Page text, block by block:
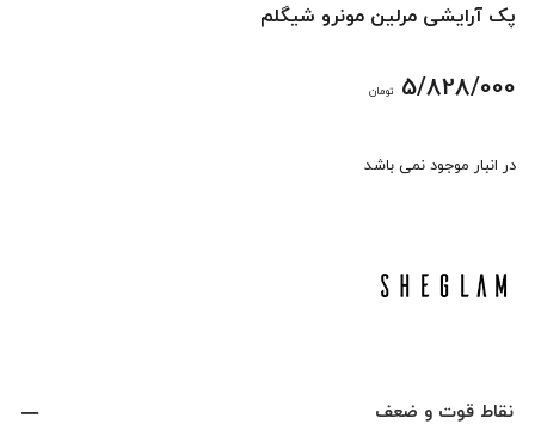
پک آرایشی مرلین مونرو شیگلم
5/828/000 تومان
در انبار موجود نمی باشد
نقاط قوت و ضعف